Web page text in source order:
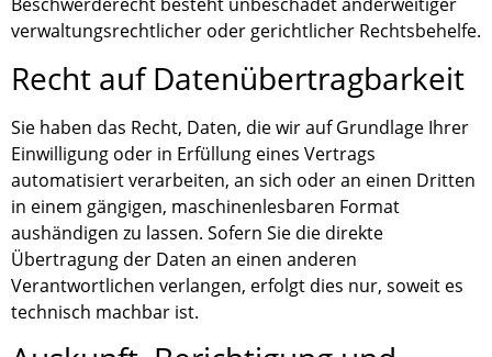
verwaltungsrechtlicher oder gerichtlicher Rechtsbehelfe.
Recht auf Daten­übertrag­barkeit
Sie haben das Recht, Daten, die wir auf Grundlage Ihrer
Einwilligung oder in Erfüllung eines Vertrags
automatisiert verarbeiten, an sich oder an einen Dritten
in einem gängigen, maschinenlesbaren Format
aushändigen zu lassen. Sofern Sie die direkte
Übertragung der Daten an einen anderen
Verantwortlichen verlangen, erfolgt dies nur, soweit es
technisch machbar ist.